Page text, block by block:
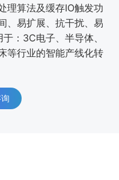
理算法及缓存IO触发功
、易扩展、抗干扰、易
：3C电子、半导体、
等行业的智能产线化转